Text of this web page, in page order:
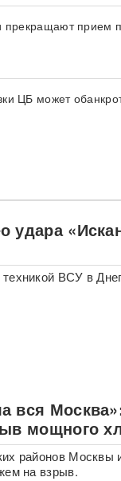
прекращают прием
ЦБ может
удара
ВСУ в
вся
мощного
районов
на взрыв.